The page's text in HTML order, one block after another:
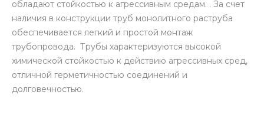
обладают стойкостью к агрессивным средам. . За счет
наличия в конструкции труб монолитного раструба
обеспечивается легкий и простой монтаж
трубопровода. Трубы характеризуются высокой
химической стойкостью к действию агрессивных сред,
отличной герметичностью соединений и
долговечностью.